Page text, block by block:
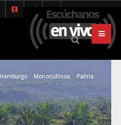
Hamburgo Monocultivos
Palma